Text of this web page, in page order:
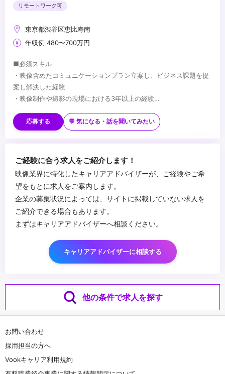
リモートワーク可
東京都渋谷区恵比寿南
年収例 480〜700万円
■必須スキル
・映像含めたコミュニケーションプラン立案し、ビジネス課題を提
案し解決した経験
・映像制作や撮影の現場における3年以上の経験
経験
・映像を含めた各種メディア構築や改善において、クライアントの
課題抽出から参画し、具体的なアウトプットを含めて提案した経験
のデザイン、3Dやメタバース)に関する知見
はなく、企業活動に貢献する動画マーケティング戦略の立案）
...
応募する 💬 気になる・話を聞いてみたい
ご経験に合う求人をご紹介します！
映像業界に特化したキャリアアドバイザーが、ご経験やご希
望をもとに求人をご案内します。
企業の募集状況によっては、サイトに掲載していない求人を
ご紹介できる場合もあります。
まずはキャリアアドバイザーへ相談ください。
キャリアアドバイザーに相談する
他の条件で求人を探す
お問い合わせ
採用担当の方へ
Vookキャリア利用規約